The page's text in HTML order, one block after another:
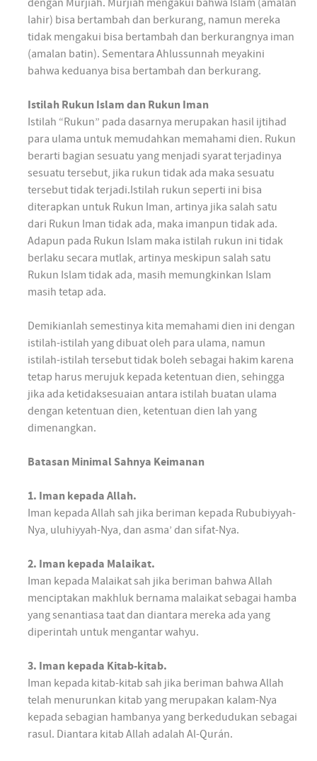
dengan Murjiáh. Murjiáh mengakui bahwa Islam (amalan
lahir) bisa bertambah dan berkurang, namun mereka
tidak mengakui bisa bertambah dan berkurangnya iman
(amalan batin). Sementara Ahlussunnah meyakini
bahwa keduanya bisa bertambah dan berkurang.
Istilah Rukun Islam dan Rukun Iman
Istilah “Rukun” pada dasarnya merupakan hasil ijtihad
para ulama untuk memudahkan memahami dien. Rukun
berarti bagian sesuatu yang menjadi syarat terjadinya
sesuatu tersebut, jika rukun tidak ada maka sesuatu
tersebut tidak terjadi.Istilah rukun seperti ini bisa
diterapkan untuk Rukun Iman, artinya jika salah satu
dari Rukun Iman tidak ada, maka imanpun tidak ada.
Adapun pada Rukun Islam maka istilah rukun ini tidak
berlaku secara mutlak, artinya meskipun salah satu
Rukun Islam tidak ada, masih memungkinkan Islam
masih tetap ada.
Demikianlah semestinya kita memahami dien ini dengan
istilah-istilah yang dibuat oleh para ulama, namun
istilah-istilah tersebut tidak boleh sebagai hakim karena
tetap harus merujuk kepada ketentuan dien, sehingga
jika ada ketidaksesuaian antara istilah buatan ulama
dengan ketentuan dien, ketentuan dien lah yang
dimenangkan.
Batasan Minimal Sahnya Keimanan
1. Iman kepada Allah.
Iman kepada Allah sah jika beriman kepada Rububiyyah-
Nya, uluhiyyah-Nya, dan asma’ dan sifat-Nya.
2. Iman kepada Malaikat.
Iman kepada Malaikat sah jika beriman bahwa Allah
menciptakan makhluk bernama malaikat sebagai hamba
yang senantiasa taat dan diantara mereka ada yang
diperintah untuk mengantar wahyu.
3. Iman kepada Kitab-kitab.
Iman kepada kitab-kitab sah jika beriman bahwa Allah
telah menurunkan kitab yang merupakan kalam-Nya
kepada sebagian hambanya yang berkedudukan sebagai
rasul. Diantara kitab Allah adalah Al-Qurán.